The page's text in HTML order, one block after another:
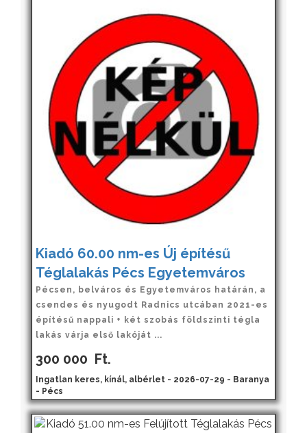
Kiadó 60.00 nm-es Új építésű
Téglalakás Pécs Egyetemváros
Pécsen, belváros és Egyetemváros határán, a
csendes és nyugodt Radnics utcában 2021-es
építésű nappali + két szobás földszinti tégla
lakás várja első lakóját ...
300 000 Ft.
Ingatlan keres, kínál, albérlet - 2026-07-29 - Baranya
- Pécs